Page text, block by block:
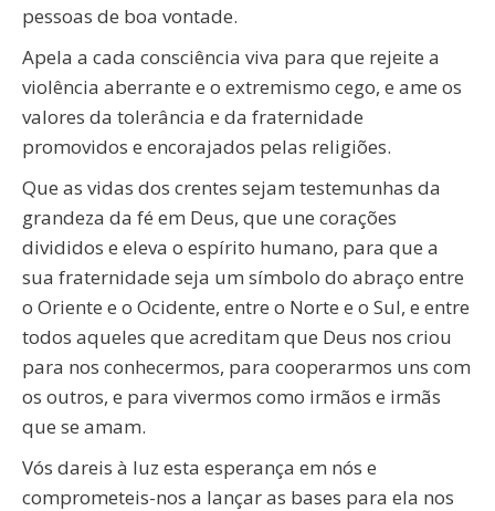
pessoas de boa vontade.
Apela a cada consciência viva para que rejeite a
violência aberrante e o extremismo cego, e ame os
valores da tolerância e da fraternidade
promovidos e encorajados pelas religiões.
Que as vidas dos crentes sejam testemunhas da
grandeza da fé em Deus, que une corações
divididos e eleva o espírito humano, para que a
sua fraternidade seja um símbolo do abraço entre
o Oriente e o Ocidente, entre o Norte e o Sul, e entre
todos aqueles que acreditam que Deus nos criou
para nos conhecermos, para cooperarmos uns com
os outros, e para vivermos como irmãos e irmãs
que se amam.
Vós dareis à luz esta esperança em nós e
comprometeis-nos a lançar as bases para ela nos